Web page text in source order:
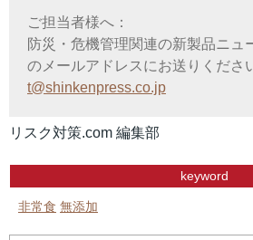
ご担当者様へ：
防災・危機管理関連の新製品ニュ
のメールアドレスにお送りくださ
t@shinkenpress.co.jp
リスク対策.com 編集部
keyword
非常食 無添加